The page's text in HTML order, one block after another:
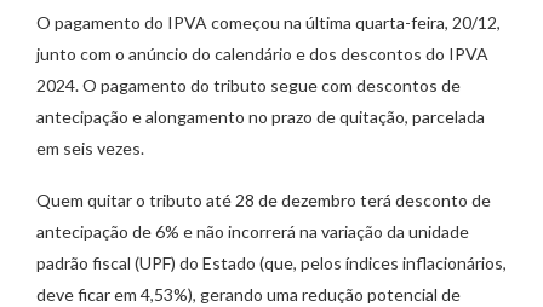
O pagamento do IPVA começou na última quarta-feira, 20/12,
junto com o anúncio do calendário e dos descontos do IPVA
2024. O pagamento do tributo segue com descontos de
antecipação e alongamento no prazo de quitação, parcelada
em seis vezes.
Quem quitar o tributo até 28 de dezembro terá desconto de
antecipação de 6% e não incorrerá na variação da unidade
padrão fiscal (UPF) do Estado (que, pelos índices inflacionários,
deve ficar em 4,53%), gerando uma redução potencial de